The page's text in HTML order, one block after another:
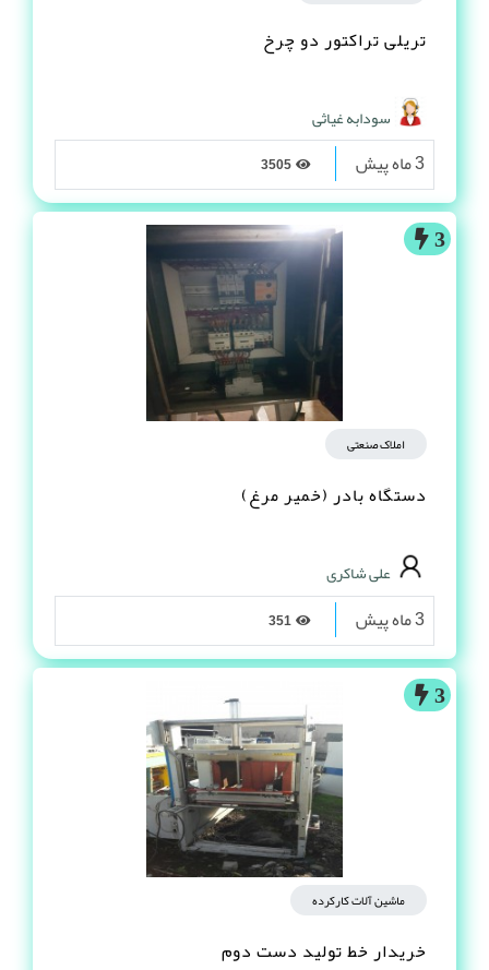
تریلی تراکتور دو چرخ
سودابه غیاثی
3 ماه پیش
3
املاک صنعتی
دستگاه بادر (خمیر مرغ)
علی شاکری
3 ماه پیش
3
ماشین آلات کارکرده
خریدار خط تولید دست دوم